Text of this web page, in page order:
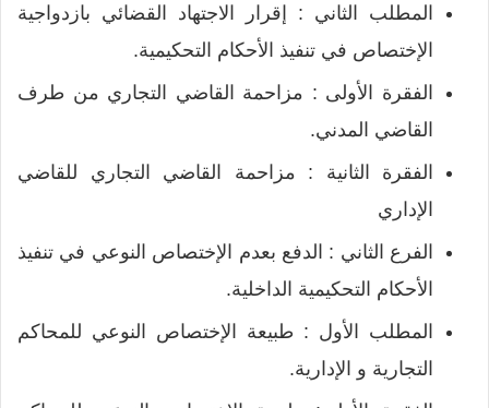
المطلب الثاني : إقرار الاجتهاد القضائي بازدواجية
الإختصاص في تنفيذ الأحكام التحكيمية.
الفقرة الأولى : مزاحمة القاضي التجاري من طرف
القاضي المدني.
الفقرة الثانية : مزاحمة القاضي التجاري للقاضي
الإداري
الفرع الثاني : الدفع بعدم الإختصاص النوعي في تنفيذ
الأحكام التحكيمية الداخلية.
المطلب الأول : طبيعة الإختصاص النوعي للمحاكم
التجارية و الإدارية.